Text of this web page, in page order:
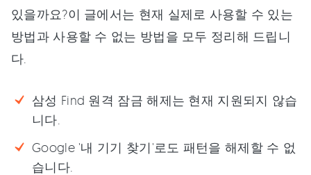
있을까요?이 글에서는 현재 실제로 사용할 수 있는
방법과 사용할 수 없는 방법을 모두 정리해 드립니
다.
삼성 Find 원격 잠금 해제는 현재 지원되지 않습
니다.
Google '내 기기 찾기'로도 패턴을 해제할 수 없
습니다.